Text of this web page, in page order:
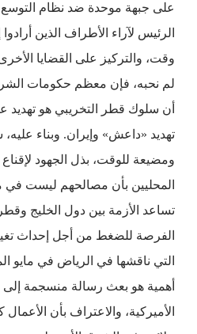
على جبهة موحدة ضد نظام
الرئيس لآراء الأطراف الذين
وقت، والتركيز على القضايا
لم نحبه، فإن معظم حكومات
أن سلوك قطر التخريبي هو تهديد
تهديد «داعش» وإيران. وبناء
ومضيعة للوقت، بذل الجهود
المحليين بأن مصالحهم ليست في
تساعد الأزمة بين دول الخليج
الفرصة للضغط من أجل إحداث
التي ناقشها في الرياض في مايو
أهمية هو بعث رسالة منسجمة إلى
الأميركية، والاعتراف بأن